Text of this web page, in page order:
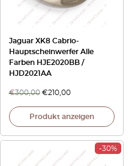
Jaguar XK8 Cabrio-
Hauptscheinwerfer Alle
Farben HJE2020BB /
HJD2021AA
€300,00 €210,00
Produkt anzeigen
-30%